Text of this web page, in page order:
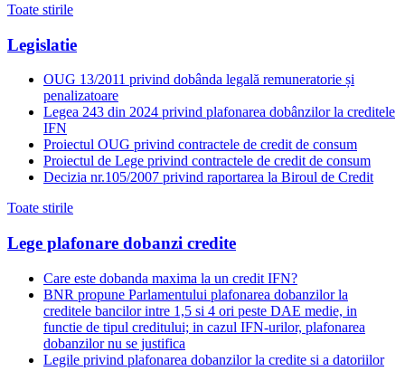
Toate stirile
Legislatie
OUG 13/2011 privind dobânda legală remuneratorie și
penalizatoare
Legea 243 din 2024 privind plafonarea dobânzilor la creditele
IFN
Proiectul OUG privind contractele de credit de consum
Proiectul de Lege privind contractele de credit de consum
Decizia nr.105/2007 privind raportarea la Biroul de Credit
Toate stirile
Lege plafonare dobanzi credite
Care este dobanda maxima la un credit IFN?
BNR propune Parlamentului plafonarea dobanzilor la
creditele bancilor intre 1,5 si 4 ori peste DAE medie, in
functie de tipul creditului; in cazul IFN-urilor, plafonarea
dobanzilor nu se justifica
Legile privind plafonarea dobanzilor la credite si a datoriilor